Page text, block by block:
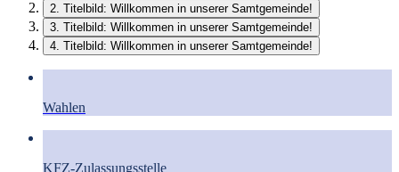
2. Titelbild: Willkommen in unserer Samtgemeinde!
3. Titelbild: Willkommen in unserer Samtgemeinde!
4. Titelbild: Willkommen in unserer Samtgemeinde!
Wahlen
KFZ-Zulassungsstelle